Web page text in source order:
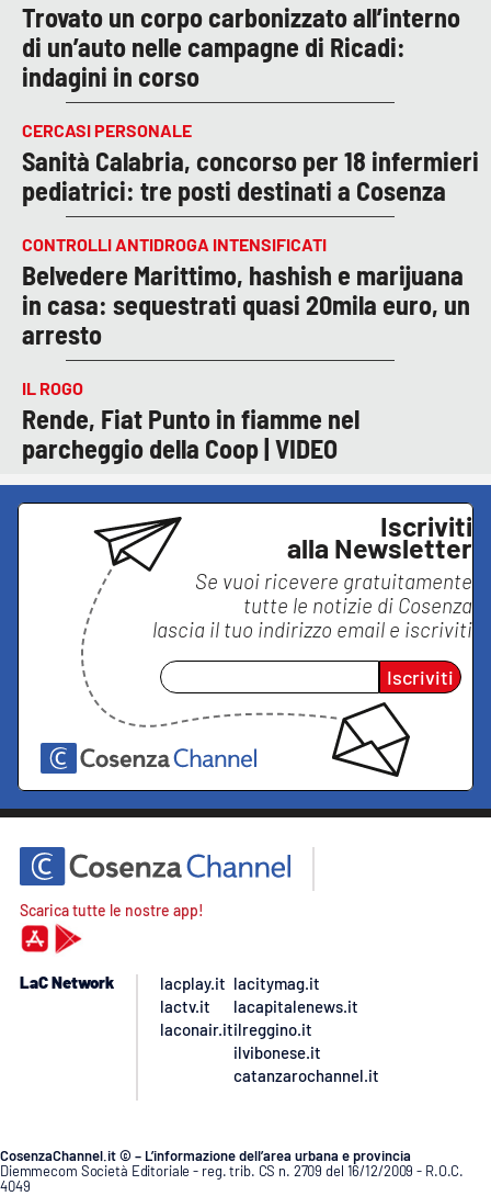
Trovato un corpo carbonizzato all’interno
di un’auto nelle campagne di Ricadi:
indagini in corso
CERCASI PERSONALE
Sanità Calabria, concorso per 18 infermieri
pediatrici: tre posti destinati a Cosenza
CONTROLLI ANTIDROGA INTENSIFICATI
Belvedere Marittimo, hashish e marijuana
in casa: sequestrati quasi 20mila euro, un
arresto
IL ROGO
Rende, Fiat Punto in fiamme nel
parcheggio della Coop | VIDEO
Iscriviti
alla Newsletter
Se vuoi ricevere gratuitamente
tutte le notizie di Cosenza
lascia il tuo indirizzo email e iscriviti
Iscriviti
Scarica tutte le nostre app!
LaC Network
lacplay.it
lactv.it
laconair.it
lacitymag.it
lacapitalenews.it
ilreggino.it
ilvibonese.it
catanzarochannel.it
CosenzaChannel.it © – L’informazione dell’area urbana e provincia
Diemmecom Società Editoriale - reg. trib. CS n. 2709 del 16/12/2009 - R.O.C.
4049